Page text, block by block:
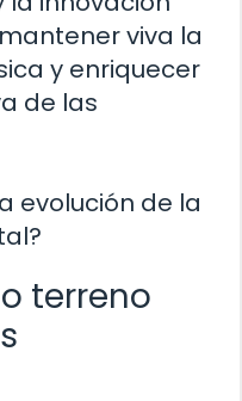
viva la
y enriquecer
de las
evolución de la
terreno